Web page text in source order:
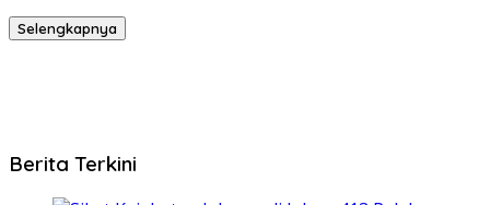
Selengkapnya
Berita Terkini